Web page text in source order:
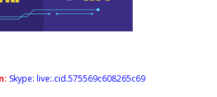
Skype: live:.cid.575569c608265c69